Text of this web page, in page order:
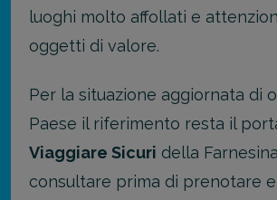
luoghi molto affollati e
oggetti di valore.
Per la situazione aggiornata di
Paese il riferimento resta il
Viaggiare Sicuri della
consultare prima di prenotare